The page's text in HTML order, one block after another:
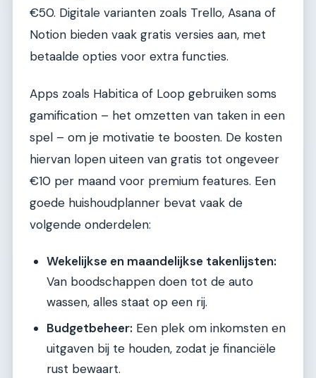
€50. Digitale varianten zoals Trello, Asana of
Notion bieden vaak gratis versies aan, met
betaalde opties voor extra functies.
Apps zoals Habitica of Loop gebruiken soms
gamification – het omzetten van taken in een
spel – om je motivatie te boosten. De kosten
hiervan lopen uiteen van gratis tot ongeveer
€10 per maand voor premium features. Een
goede huishoudplanner bevat vaak de
volgende onderdelen:
Wekelijkse en maandelijkse takenlijsten:
Van boodschappen doen tot de auto
wassen, alles staat op een rij.
Budgetbeheer: Een plek om inkomsten en
uitgaven bij te houden, zodat je financiële
rust bewaart.